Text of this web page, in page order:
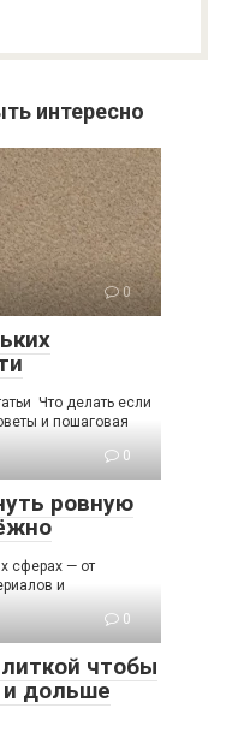
интересно
0
Что делать если
и пошаговая
0
ровную
сферах — от
и
0
чтобы
дольше